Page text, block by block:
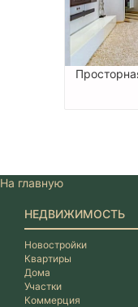
На главную
НЕДВИЖИМОСТЬ
Новостройки
Квартиры
Дома
Участки
Коммерция